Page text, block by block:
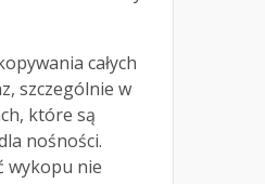
całych
szczególnie w
które są
nośności.
wykopu nie